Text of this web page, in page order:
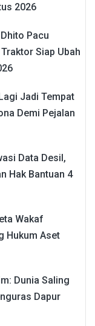
2026
Pacu
Siap Ubah
Jadi Tempat
Demi Pejalan
Data Desil,
Hak Bantuan 4
Wakaf
Hukum Aset
Dunia Saling
Dapur